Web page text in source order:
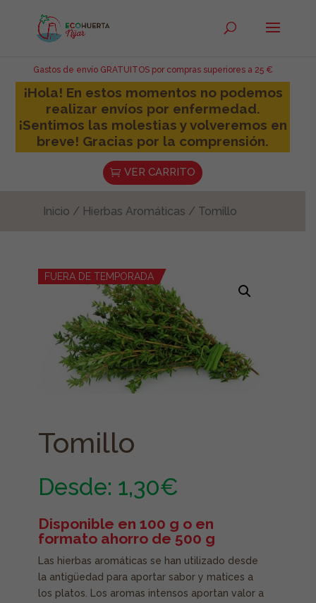
Gastos de envío GRATUITOS por compras superiores a 25 €
¡Hola! En estos momentos no podemos
realizar envíos por enfermedad.
¡Sentimos las molestias y volveremos en
breve! Gracias por la comprensión.
VER CARRITO
Inicio / Hierbas Aromáticas / Tomillo
FUERA DE TEMPORADA
Tomillo
Desde: 1,30€
Disponible en 100 g o en
formato ahorro de 500 g
Las hierbas aromáticas se han utilizado desde
la antigüedad para aportar sabor y matices a
los platos. Los aromas intensos aportan valor a